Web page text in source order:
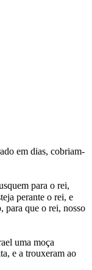
em dias, cobriam-
para o rei,
perante o rei, e
para que o rei, nosso
uma moça
e a trouxeram ao